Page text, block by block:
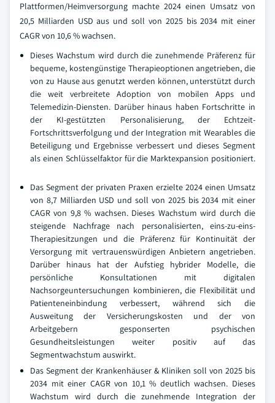
Plattformen/Heimversorgung machte 2024 einen Umsatz von
20,5 Milliarden USD aus und soll von 2025 bis 2034 mit einer
CAGR von 10,6 % wachsen.
Dieses Wachstum wird durch die zunehmende Präferenz für
bequeme, kostengünstige Therapieoptionen angetrieben, die
von zu Hause aus genutzt werden können, unterstützt durch
die weit verbreitete Adoption von mobilen Apps und
Telemedizin-Diensten. Darüber hinaus haben Fortschritte in
der KI-gestützten Personalisierung, der Echtzeit-
Fortschrittsverfolgung und der Integration mit Wearables die
Beteiligung und Ergebnisse verbessert und dieses Segment
als einen Schlüsselfaktor für die Marktexpansion positioniert.
Das Segment der privaten Praxen erzielte 2024 einen Umsatz
von 8,7 Milliarden USD und soll von 2025 bis 2034 mit einer
CAGR von 9,8 % wachsen. Dieses Wachstum wird durch die
steigende Nachfrage nach personalisierten, eins-zu-eins-
Therapiesitzungen und die Präferenz für Kontinuität der
Versorgung mit vertrauenswürdigen Anbietern angetrieben.
Darüber hinaus hat der Aufstieg hybrider Modelle, die
persönliche Konsultationen mit digitalen
Nachsorgeuntersuchungen kombinieren, die Flexibilität und
Patienteneinbindung verbessert, während sich die
Ausweitung der Versicherungskosten und der von
Arbeitgebern gesponserten psychischen
Gesundheitsleistungen weiter positiv auf das
Segmentwachstum auswirkt.
Das Segment der Krankenhäuser & Kliniken soll von 2025 bis
2034 mit einer CAGR von 10,1 % deutlich wachsen. Dieses
Wachstum wird durch die zunehmende Integration der